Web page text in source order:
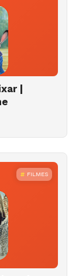
|
FILMES